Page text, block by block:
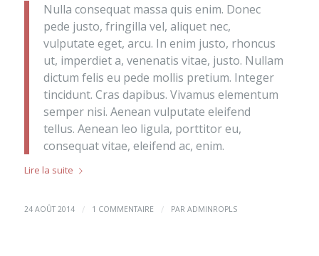
Nulla consequat massa quis enim. Donec
pede justo, fringilla vel, aliquet nec,
vulputate eget, arcu. In enim justo, rhoncus
ut, imperdiet a, venenatis vitae, justo. Nullam
dictum felis eu pede mollis pretium. Integer
tincidunt. Cras dapibus. Vivamus elementum
semper nisi. Aenean vulputate eleifend
tellus. Aenean leo ligula, porttitor eu,
consequat vitae, eleifend ac, enim.
Lire la suite
24 AOÛT 2014 / 1 COMMENTAIRE / PAR ADMINROPLS